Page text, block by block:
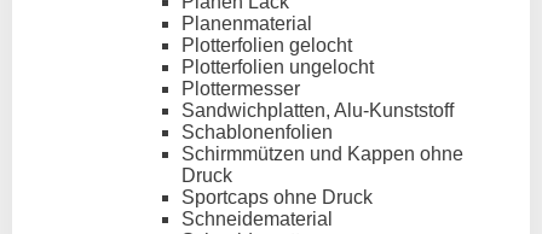
Planenmaterial
Plotterfolien gelocht
Plotterfolien ungelocht
Plottermesser
Sandwichplatten, Alu-Kunststoff
Schablonenfolien
Schirmmützen und Kappen ohne
Druck
Sportcaps ohne Druck
Schneidematerial